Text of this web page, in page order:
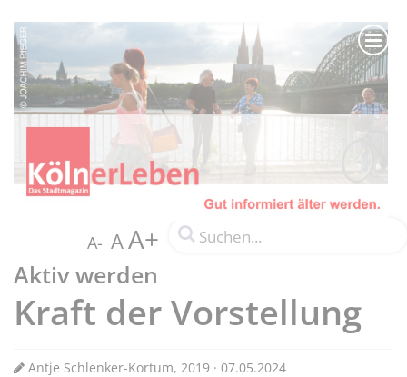
A- AA+
Aktiv werden
Kraft der Vorstellung
Antje Schlenker-Kortum, 2019 · 07.05.2024